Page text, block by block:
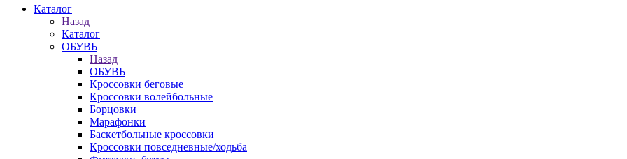
Каталог
Назад
Каталог
ОБУВЬ
Назад
ОБУВЬ
Кроссовки беговые
Кроссовки волейбольные
Борцовки
Марафонки
Баскетбольные кроссовки
Кроссовки повседневные/ходьба